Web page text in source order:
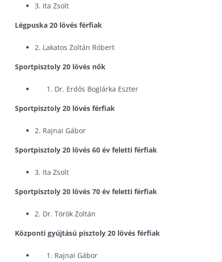
3. Ita Zsolt
Légpuska 20 lövés férfiak
2. Lakatos Zoltán Róbert
Sportpisztoly 20 lövés nők
Dr. Erdős Boglárka Eszter
Sportpisztoly 20 lövés férfiak
2. Rajnai Gábor
Sportpisztoly 20 lövés 60 év feletti férfiak
3. Ita Zsolt
Sportpisztoly 20 lövés 70 év feletti férfiak
2. Dr. Török Zoltán
Központi gyújtású pisztoly 20 lövés férfiak
Rajnai Gábor